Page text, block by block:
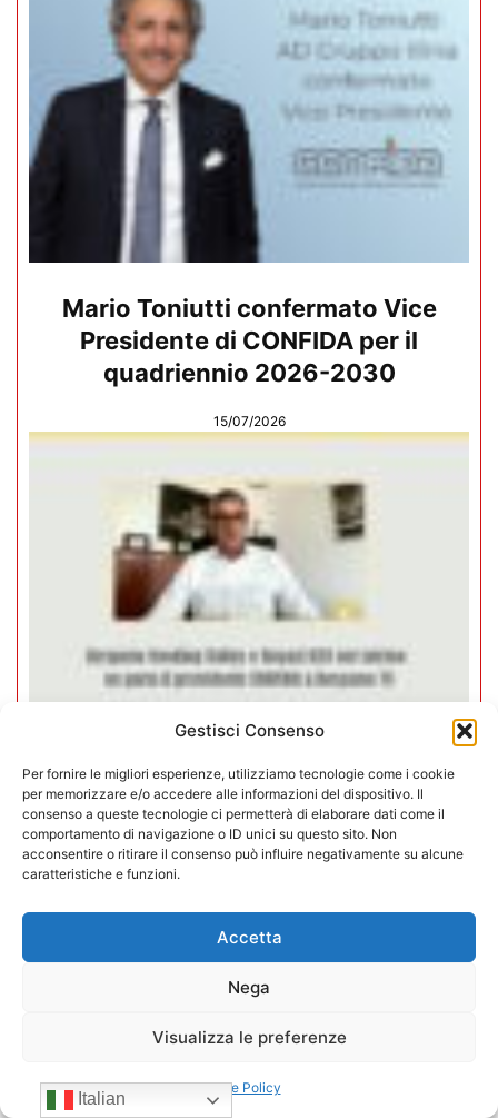
Gestisci Consenso
Per fornire le migliori esperienze, utilizziamo tecnologie come i cookie
per memorizzare e/o accedere alle informazioni del dispositivo. Il
consenso a queste tecnologie ci permetterà di elaborare dati come il
comportamento di navigazione o ID unici su questo sito. Non
acconsentire o ritirare il consenso può influire negativamente su alcune
caratteristiche e funzioni.
Accetta
Nega
Visualizza le preferenze
Cookie Policy
Mario Toniutti confermato Vice
Presidente di CONFIDA per il
quadriennio 2026-2030
15/07/2026
Negozi H24 nel mirino. Trapletti a
Bergamo TV: “I gestori H24 non
sono il problema”
Italian